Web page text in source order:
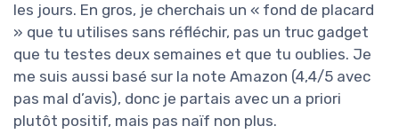
les jours. En gros, je cherchais un « fond de placard
» que tu utilises sans réfléchir, pas un truc gadget
que tu testes deux semaines et que tu oublies. Je
me suis aussi basé sur la note Amazon (4,4/5 avec
pas mal d’avis), donc je partais avec un a priori
plutôt positif, mais pas naïf non plus.